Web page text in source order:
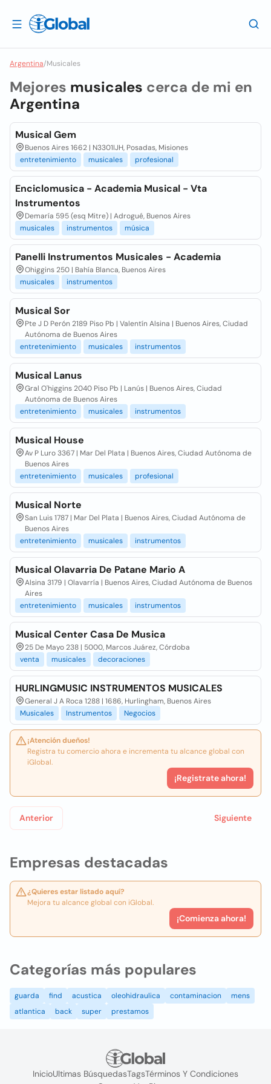
Argentina/Musicales
Empresas destacadas
¿Quieres estar listado aquí?
Mejora tu alcance global con iGlobal.
¡Comienza ahora!
Mejores musicales cerca de mi en
Argentina
Musical Gem
Buenos Aires 1662 | N3301IJH, Posadas, Misiones
entretenimiento
musicales profesional
Enciclomusica - Academia Musical - Vta
Instrumentos
Demaría 595 (esq Mitre) | Adrogué, Buenos Aires
musicales
instrumentos música
Panelli Instrumentos Musicales - Academia
Ohiggins 250 | Bahía Blanca, Buenos Aires
musicales
instrumentos
Musical Sor
Pte J D Perón 2189 Piso Pb | Valentín Alsina | Buenos Aires, Ciudad
Autónoma de Buenos Aires
entretenimiento
musicales instrumentos
Musical Lanus
Gral O'higgins 2040 Piso Pb | Lanús | Buenos Aires, Ciudad
Autónoma de Buenos Aires
entretenimiento
musicales instrumentos
Musical House
Av P Luro 3367 | Mar Del Plata | Buenos Aires, Ciudad Autónoma de
Buenos Aires
entretenimiento
musicales profesional
Musical Norte
San Luis 1787 | Mar Del Plata | Buenos Aires, Ciudad Autónoma de
Buenos Aires
entretenimiento
musicales instrumentos
Musical Olavarria De Patane Mario A
Alsina 3179 | Olavarría | Buenos Aires, Ciudad Autónoma de Buenos
Aires
entretenimiento
musicales instrumentos
Musical Center Casa De Musica
25 De Mayo 238 | 5000, Marcos Juárez, Córdoba
venta
musicales decoraciones
HURLINGMUSIC INSTRUMENTOS MUSICALES
General J A Roca 1288 | 1686, Hurlingham, Buenos Aires
Musicales
Instrumentos Negocios
¡Atención dueños!
Registra tu comercio ahora e incrementa tu alcance global con
iGlobal.
¡Registrate ahora!
Anterior Siguiente
Categorías más populares
guarda find acustica oleohidraulica contaminacion
mens
atlantica
back super prestamos
InicioUltimas BúsquedasTagsTérminos Y Condiciones